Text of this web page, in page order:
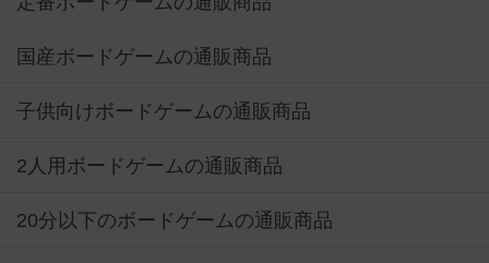
国産ボードゲームの通販商品
子供向けボードゲームの通販商品
2人用ボードゲームの通販商品
20分以下のボードゲームの通販商品